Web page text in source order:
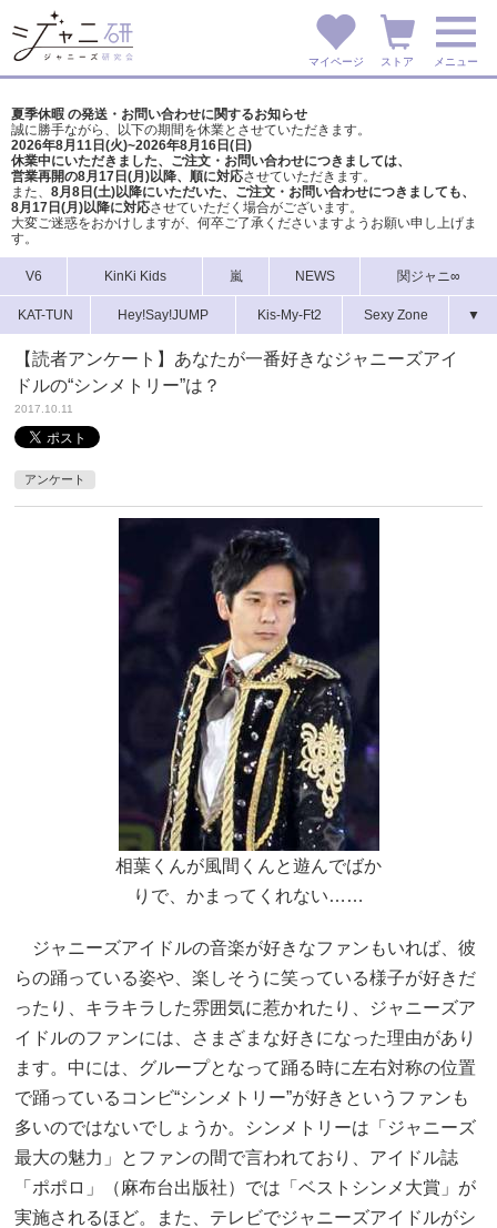
マイページ ストア メニュー
夏季休暇 の発送・お問い合わせに関するお知らせ
誠に勝手ながら、以下の期間を休業とさせていただきます。
2026年8月11日(火)~2026年8月16日(日)
休業中にいただきました、ご注文・お問い合わせにつきましては、
営業再開の8月17日(月)以降、順に対応させていただきます。
また、 8月8日(土)以降にいただいた、ご注文・ お問い合わせにつきましても、
8月17日(月)以降に対応させていただく場合がございます。
大変ご迷惑をおかけしますが、 何卒ご了承くださいますようお願い申し上げま
す。
V6 KinKi Kids 嵐 NEWS 関ジャニ∞
KAT-TUN Hey!Say!JUMP Kis-My-Ft2 Sexy Zone ▼
【読者アンケート】あなたが一番好きなジャニーズアイ
ドルの“シンメトリー”は？
2017.10.11
アンケート
相葉くんが風間くんと遊んでばか
りで、かまってくれない……
ジャニーズアイドルの音楽が好きなファンもいれば、彼
らの踊っている姿や、楽しそうに笑っている様子が好きだ
ったり、キラキラした雰囲気に惹かれたり、ジャニーズア
イドルのファンには、さまざまな好きになった理由があり
ます。中には、グループとなって踊る時に左右対称の位置
で踊っているコンビ“シンメトリー”が好きというファンも
多いのではないでしょうか。シンメトリーは「ジャニーズ
最大の魅力」とファンの間で言われており、アイドル誌
「ポポロ」（麻布台出版社）では「ベストシンメ大賞」が
実施されるほど。また、テレビでジャニーズアイドルがシ